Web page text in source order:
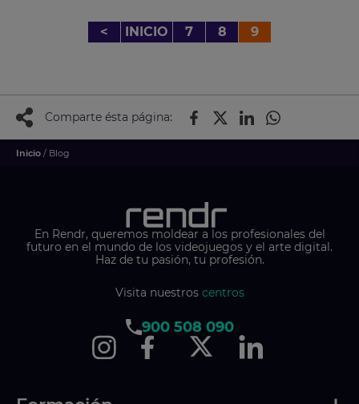
< INICIO 7 8 9
Comparte ésta página:
Inicio / Blog
En Rendr, queremos moldear a los profesionales del
futuro en el mundo de los videojuegos y el arte digital.
Haz de tu pasión, tu profesión.
Visita nuestros centros
900 508 090